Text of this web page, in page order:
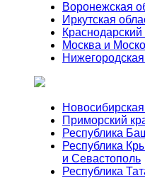
Воронежская
Иркутская
Краснодарский
Москва и
Приморский
Республика
Республика
и Севастополь
Республика